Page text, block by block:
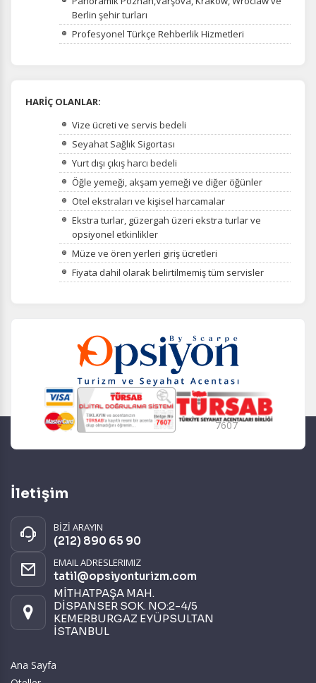
Berlin şehir turları
Profesyonel Türkçe Rehberlik Hizmetleri
HARİÇ OLANLAR:
Vize ücreti ve servis bedeli
Seyahat Sağlık Sigortası
Yurt dışı çıkış harcı bedeli
Öğle yemeği, akşam yemeği ve diğer öğünler
Otel ekstraları ve kişisel harcamalar
Ekstra turlar, güzergah üzeri ekstra turlar ve
opsiyonel etkinlikler
Müze ve ören yerleri giriş ücretleri
Fiyata dahil olarak belirtilmemiş tüm servisler
7607
İletişim
BİZİ ARAYIN
(212) 890 65 90
EMAIL ADRESLERIMIZ
tatil@opsiyonturizm.com
MİTHATPAŞA MAH.
DİSPANSER SOK. NO:2-4/5
KEMERBURGAZ EYÜPSULTAN
İSTANBUL
Ana Sayfa